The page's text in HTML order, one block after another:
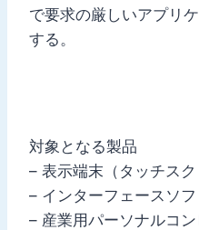
で要求の厳しいアプリ
する。
対象となる製品
– 表示端末（タッチスク
– インターフェースソ
– 産業用パーソナルコン